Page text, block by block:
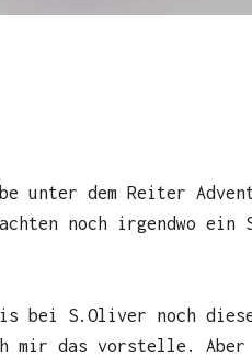
unter dem Reiter
noch irgendwo ein
bei S.Oliver noch
das vorstelle. Aber